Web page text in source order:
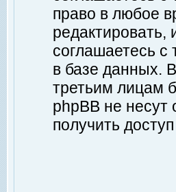
право в любое
соглашаетесь
в базе данных.
третьим лицам
phpBB не несут
получить